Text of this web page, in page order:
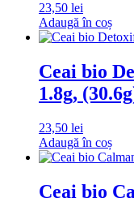
23,50 lei
Adaugă în coș
Ceai bio
1.8g,
23,50 lei
Adaugă în coș
Ceai bio